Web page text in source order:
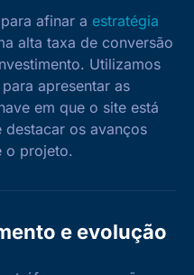
afinar a estratégia
alta taxa de conversão
Utilizamos
apresentar as
em que o site está
os avanços
o projeto.
e evolução